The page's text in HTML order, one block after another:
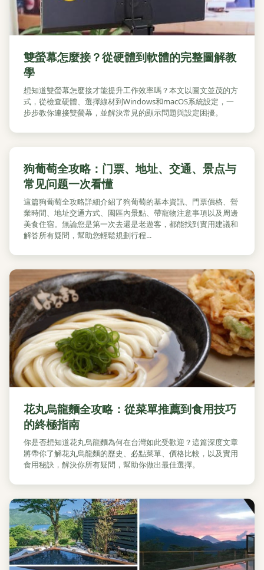
雙螢幕怎麼接？從硬體到軟體的完整圖解教
學
想知道雙螢幕怎麼接才能提升工作效率嗎？本文以圖文並茂的方
式，從檢查硬體、選擇線材到Windows和macOS系統設定，一
步步教你連接雙螢幕，並解決常見的顯示問題與設定困擾。
狗葡萄全攻略：门票、地址、交通、景点与
常见问题一次看懂
這篇狗葡萄全攻略詳細介紹了狗葡萄的基本資訊、門票價格、營
業時間、地址交通方式、園區內景點、帶寵物注意事項以及周邊
美食住宿。無論您是第一次去還是老遊客，都能找到實用建議和
解答所有疑問，幫助您輕鬆規劃行程...
花丸烏龍麵全攻略：從菜單推薦到食用技巧
的終極指南
你是否想知道花丸烏龍麵為何在台灣如此受歡迎？這篇深度文章
將帶你了解花丸烏龍麵的歷史、必點菜單、價格比較，以及實用
食用秘訣，解決你所有疑問，幫助你做出最佳選擇。